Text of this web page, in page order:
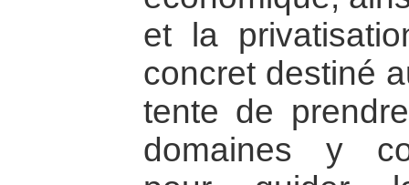
et la
concret destiné
tente de
domaines y